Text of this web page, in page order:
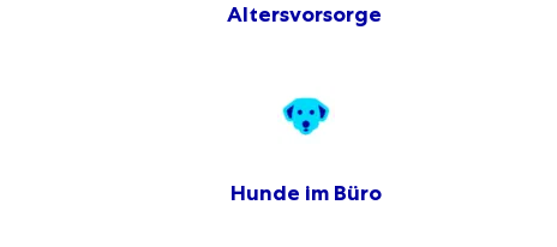
Altersvorsorge
Hunde im Büro